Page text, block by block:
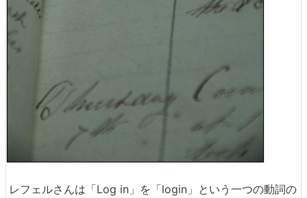
レフェルさんは「Log in」を「login」という一つの動詞の